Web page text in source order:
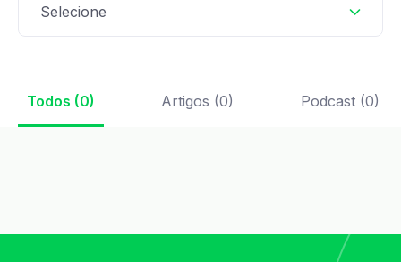
Selecione
Todos (0) Artigos (0) Podcast (0)